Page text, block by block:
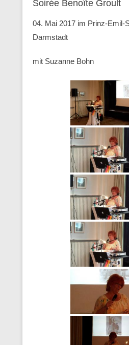
Soirée Benoîte Groult
04. Mai 2017 im Prinz-Emil-
Darmstadt
mit Suzanne Bohn